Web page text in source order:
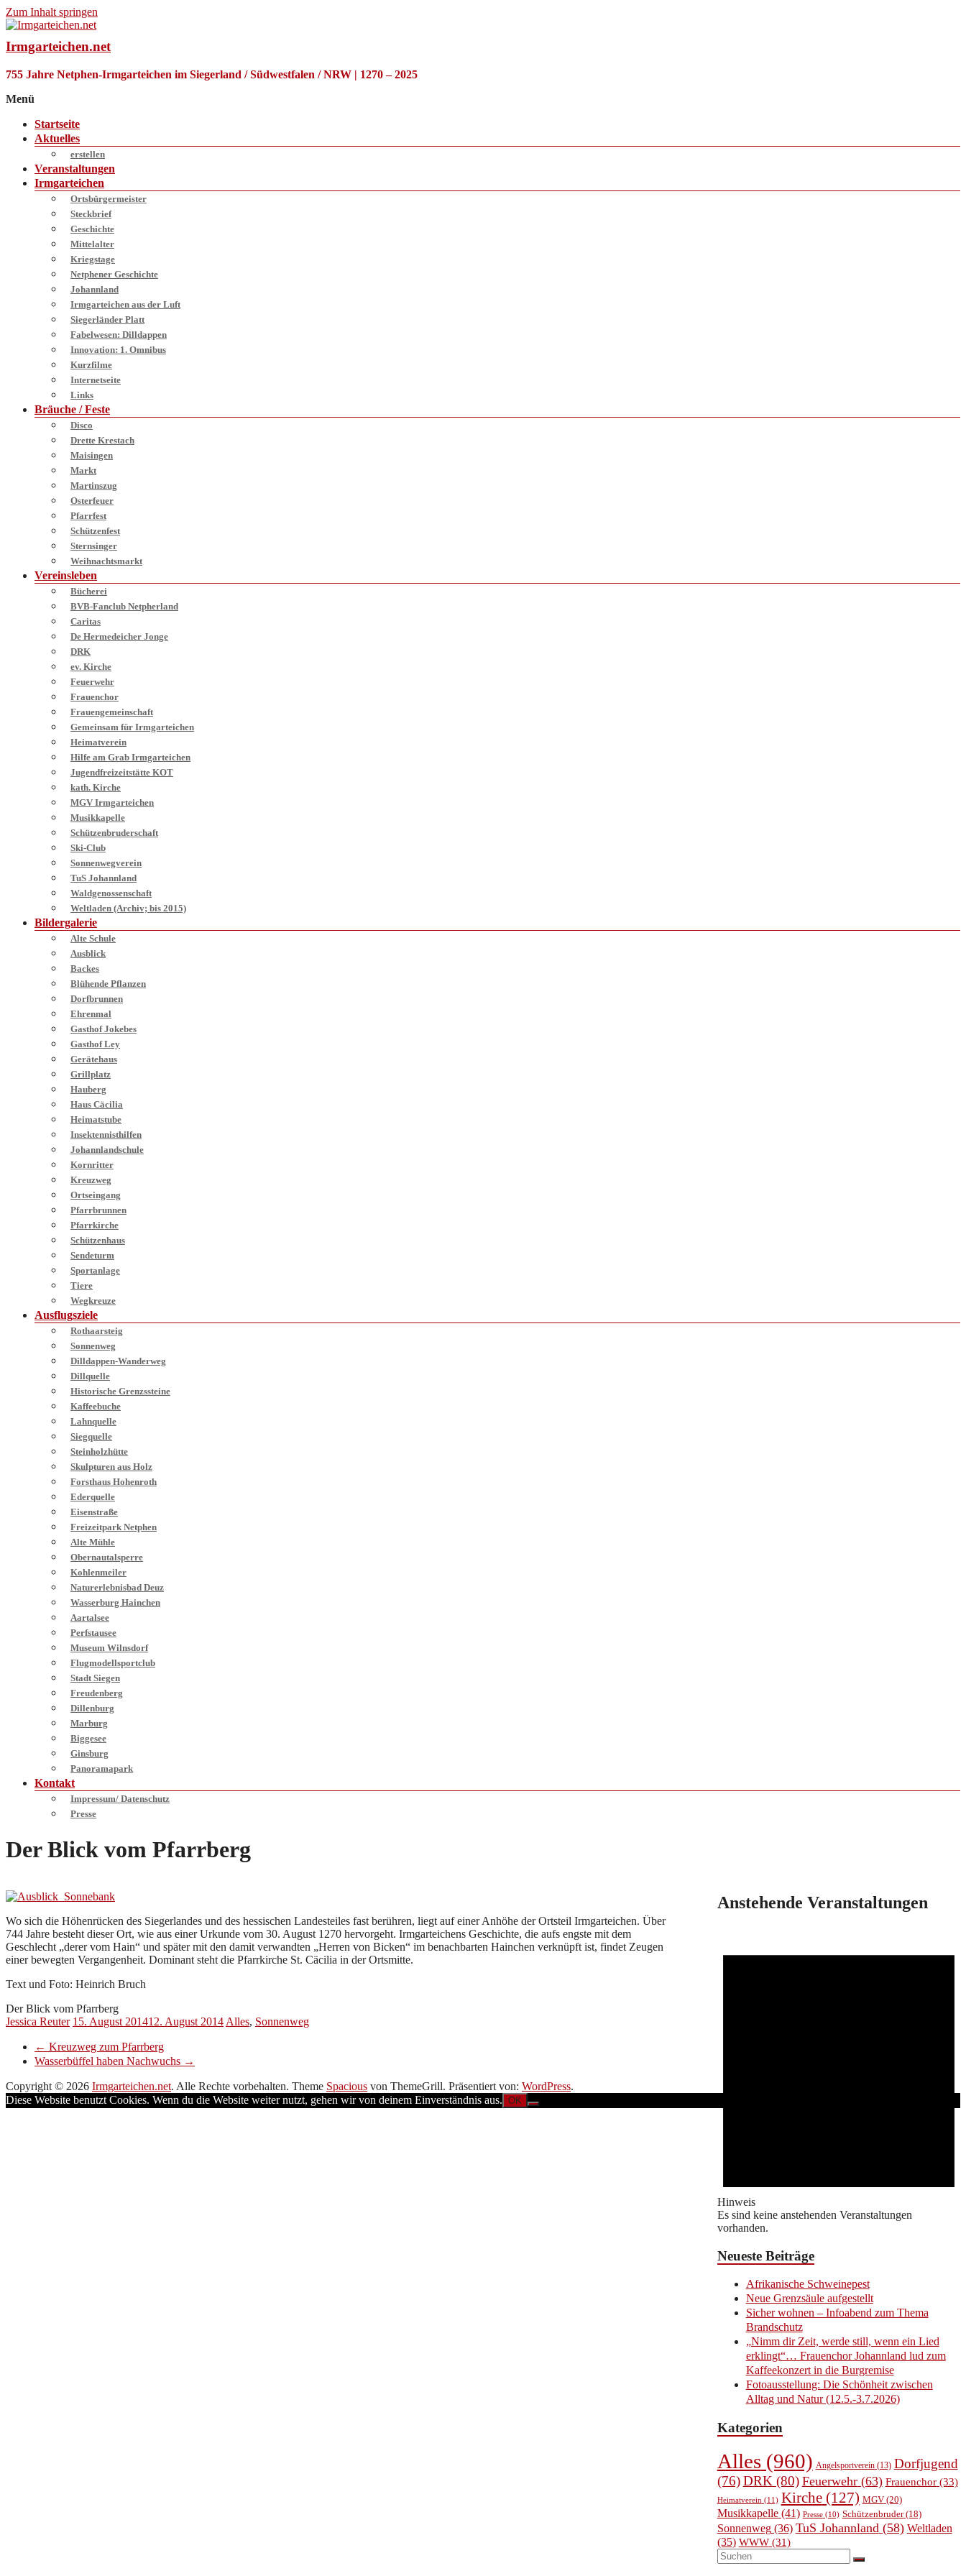
Zum Inhalt springen
Irmgarteichen.net
755 Jahre Netphen-Irmgarteichen im Siegerland / Südwestfalen / NRW | 1270 – 2025
Menü
Startseite
Aktuelles
erstellen
Veranstaltungen
Irmgarteichen
Ortsbürgermeister
Steckbrief
Geschichte
Mittelalter
Kriegstage
Netphener Geschichte
Johannland
Irmgarteichen aus der Luft
Siegerländer Platt
Fabelwesen: Dilldappen
Innovation: 1. Omnibus
Kurzfilme
Internetseite
Links
Bräuche / Feste
Disco
Drette Krestach
Maisingen
Markt
Martinszug
Osterfeuer
Pfarrfest
Schützenfest
Sternsinger
Weihnachtsmarkt
Vereinsleben
Bücherei
BVB-Fanclub Netpherland
Caritas
De Hermedeicher Jonge
DRK
ev. Kirche
Feuerwehr
Frauenchor
Frauengemeinschaft
Gemeinsam für Irmgarteichen
Heimatverein
Hilfe am Grab Irmgarteichen
Jugendfreizeitstätte KOT
kath. Kirche
MGV Irmgarteichen
Musikkapelle
Schützenbruderschaft
Ski-Club
Sonnenwegverein
TuS Johannland
Waldgenossenschaft
Weltladen (Archiv; bis 2015)
Bildergalerie
Alte Schule
Ausblick
Backes
Blühende Pflanzen
Dorfbrunnen
Ehrenmal
Gasthof Jokebes
Gasthof Ley
Gerätehaus
Grillplatz
Hauberg
Haus Cäcilia
Heimatstube
Insektennisthilfen
Johannlandschule
Kornritter
Kreuzweg
Ortseingang
Pfarrbrunnen
Pfarrkirche
Schützenhaus
Sendeturm
Sportanlage
Tiere
Wegkreuze
Ausflugsziele
Rothaarsteig
Sonnenweg
Dilldappen-Wanderweg
Dillquelle
Historische Grenzssteine
Kaffeebuche
Lahnquelle
Siegquelle
Steinholzhütte
Skulpturen aus Holz
Forsthaus Hohenroth
Ederquelle
Eisenstraße
Freizeitpark Netphen
Alte Mühle
Obernautalsperre
Kohlenmeiler
Naturerlebnisbad Deuz
Wasserburg Hainchen
Aartalsee
Perfstausee
Museum Wilnsdorf
Flugmodellsportclub
Stadt Siegen
Freudenberg
Dillenburg
Marburg
Biggesee
Ginsburg
Panoramapark
Kontakt
Impressum/ Datenschutz
Presse
Der Blick vom Pfarrberg
Wo sich die Höhenrücken des Siegerlandes und des hessischen Landesteiles fast berühren, liegt auf einer Anhöhe der Ortsteil Irmgarteichen. Über
744 Jahre besteht dieser Ort, wie aus einer Urkunde vom 30. August 1270 hervorgeht. Irmgarteichens Geschichte, die aufs engste mit dem
Geschlecht „derer vom Hain“ und später mit den damit verwandten „Herren von Bicken“ im benachbarten Hainchen verknüpft ist, findet Zeugen
einer bewegten Vergangenheit. Dominant steht die Pfarrkirche St. Cäcilia in der Ortsmitte.
Text und Foto: Heinrich Bruch
Der Blick vom Pfarrberg
Jessica Reuter 15. August 201412. August 2014 Alles, Sonnenweg
← Kreuzweg zum Pfarrberg
Wasserbüffel haben Nachwuchs →
Anstehende Veranstaltungen
Hinweis
Es sind keine anstehenden Veranstaltungen
vorhanden.
Neueste Beiträge
Afrikanische Schweinepest
Neue Grenzsäule aufgestellt
Sicher wohnen – Infoabend zum Thema
Brandschutz
„Nimm dir Zeit, werde still, wenn ein Lied
erklingt“… Frauenchor Johannland lud zum
Kaffeekonzert in die Burgremise
Fotoausstellung: Die Schönheit zwischen
Alltag und Natur (12.5.-3.7.2026)
Kategorien
Alles(960) Angelsportverein(13) Dorfjugend
(76) DRK (80) Feuerwehr(63) Frauenchor(33)
Heimatverein (11) Kirche(127) MGV(20)
Musikkapelle(41) Presse(10) Schützenbruder(18)
Sonnenweg(36) TuS Johannland (58) Weltladen
(35) WWW(31)
Copyright © 2026 Irmgarteichen.net. Alle Rechte vorbehalten. Theme Spacious von ThemeGrill. Präsentiert von: WordPress.
Diese Website benutzt Cookies. Wenn du die Website weiter nutzt, gehen wir von deinem Einverständnis aus. OK